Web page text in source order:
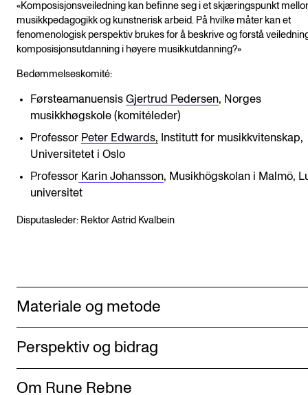
«Komposisjonsveiledning kan befinne seg i et skjæringspunkt
musikkpedagogikk og kunstnerisk arbeid. På hvilke måter kan et
fenomenologisk perspektiv brukes for å beskrive og forstå
komposisjonsutdanning i høyere musikkutdanning?»
Bedømmelseskomité:
Førsteamanuensis Gjertrud Pedersen, Norges
musikkhøgskole (komitéleder)
Professor Peter Edwards, Institutt for musikkvitenskap,
Universitetet i Oslo
ProfessorKarin Johansson, Musikhögskolan i Malmö,
universitet
Disputasleder: Rektor Astrid Kvalbein
Materiale og metode
Perspektiv og bidrag
Om Rune Rebne